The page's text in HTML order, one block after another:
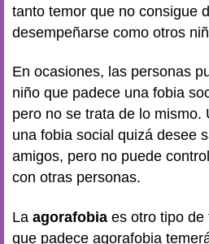
tanto temor que no consigue
desempeñarse como otros
En ocasiones, las personas
niño que padece una fobia
pero no se trata de lo mismo.
una fobia social quizá desee
amigos, pero no puede
con otras personas.
La agorafobia es otro tipo de
que padece agorafobia